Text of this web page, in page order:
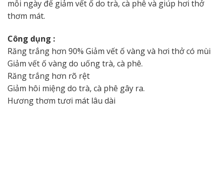
mỗi ngày để giảm vết ố do trà, cà phê và giúp hơi thở
thơm mát.
Công dụng :
Răng trắng hơn 90% Giảm vết ố vàng và hơi thở có mùi
Giảm vết ố vàng do uống trà, cà phê.
Răng trắng hơn rõ rệt
Giảm hôi miệng do trà, cà phê gây ra.
Hương thơm tươi mát lâu dài